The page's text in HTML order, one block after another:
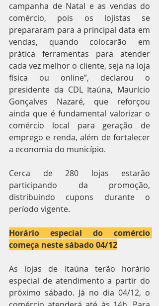
campanha de Natal e as vendas do
comércio, pois os lojistas se
prepararam para a principal data em
vendas, quando colocarão em
prática ferramentas para atender
cada vez melhor o cliente, seja na loja
física ou online”, declarou o
presidente da CDL Itaúna, Maurício
Gonçalves Nazaré, que reforçou
ainda que é fundamental valorizar o
comércio local para geração de
emprego e renda, além de fortalecer
a economia do município.
Cerca de 280 lojas estarão
participando da promoção,
distribuindo cupons durante o
período vigente.
Horário especial do comércio
começa neste sábado 04/12
As lojas de Itaúna terão horário
especial de atendimento a partir do
próximo sábado. Já no dia 04/12, o